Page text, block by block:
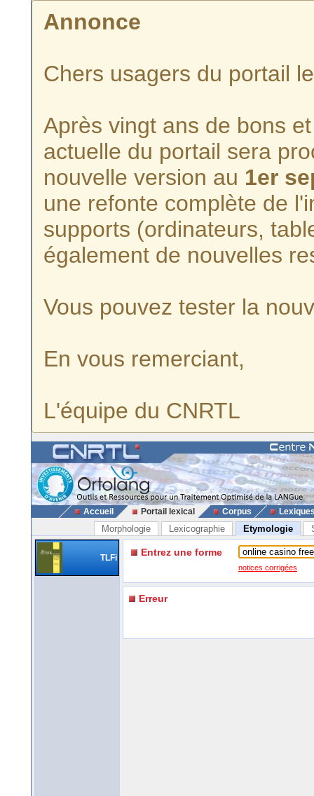
Annonce
Chers usagers du portail
Après vingt ans de bons
actuelle du portail sera
nouvelle version au 1er
une refonte complète de
supports (ordinateurs,
également de nouvelles
Vous pouvez tester la
En vous remerciant,
L'équipe du CNRTL
Accueil Portail lexical Corpus
Morphologie Lexicographie Etymologie
TLFi Entrez une forme
notices corrigées
Erreur